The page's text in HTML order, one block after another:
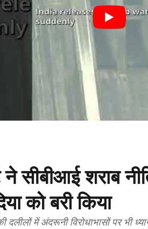
ने सीबीआई शराब
को बरी किया
दलीलों में अंदरूनी विरोधाभासों पर भी